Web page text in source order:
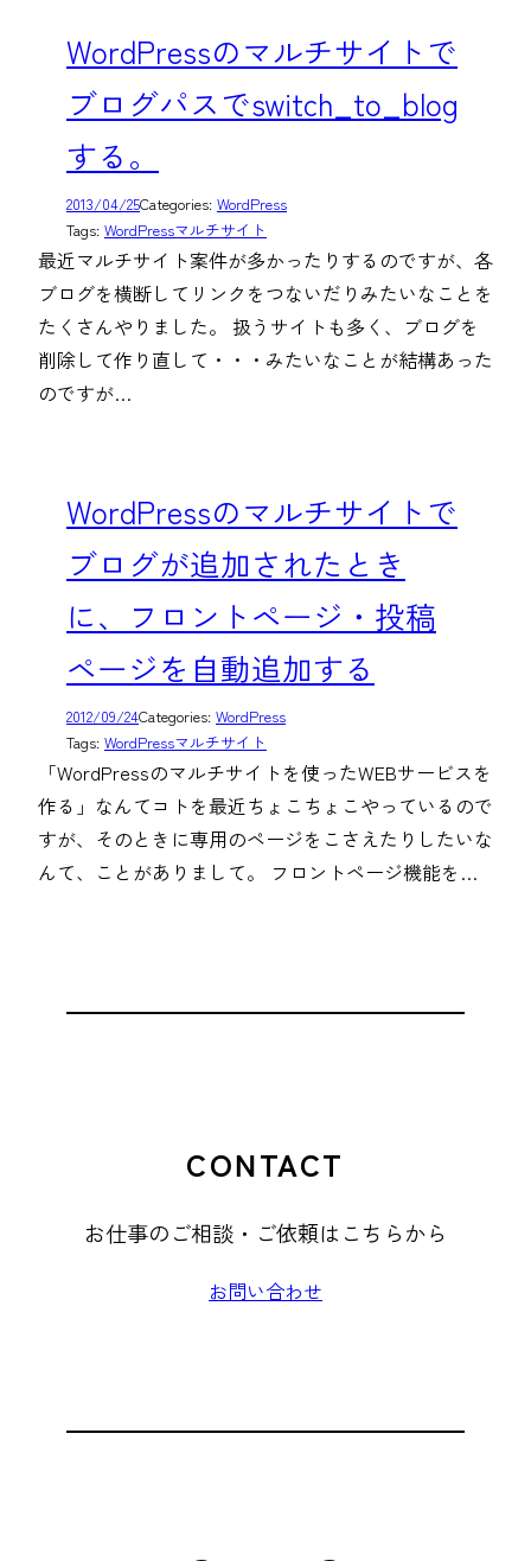
WordPressのマルチサイトで
ブログパスでswitch_to_blog
する。
2013/04/25Categories: WordPress
Tags: WordPressマルチサイト
最近マルチサイト案件が多かったりするのですが、各
ブログを横断してリンクをつないだりみたいなことを
たくさんやりました。 扱うサイトも多く、ブログを
削除して作り直して・・・みたいなことが結構あった
のですが…
WordPressのマルチサイトで
ブログが追加されたとき
に、フロントページ・投稿
ページを自動追加する
2012/09/24Categories: WordPress
Tags: WordPressマルチサイト
「WordPressのマルチサイトを使ったWEBサービスを
作る」なんてコトを最近ちょこちょこやっているので
すが、そのときに専用のページをこさえたりしたいな
んて、ことがありまして。 フロントページ機能を…
CONTACT
お仕事のご相談・ご依頼はこちらから
お問い合わせ